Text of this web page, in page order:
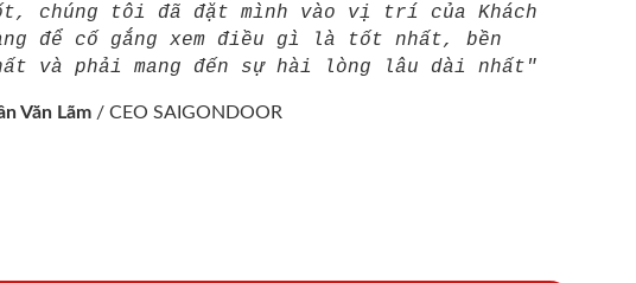
chúng tôi đã đặt mình vào vị trí của Khách
để cố gắng xem điều gì là tốt nhất, bền
và phải mang đến sự hài lòng lâu dài nhất"
Văn Lãm / CEO SAIGONDOOR